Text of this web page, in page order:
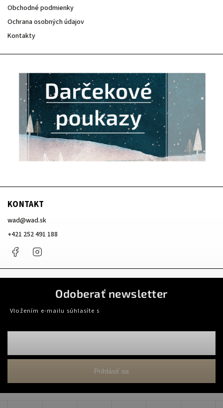
Obchodné podmienky
Ochrana osobných údajov
Kontakty
KONTAKT
wad@wad.sk
+421 252 491 188
Facebook
Odoberať newsletter
Vložením e-mailu súhlasíte s
Prihlásiť sa